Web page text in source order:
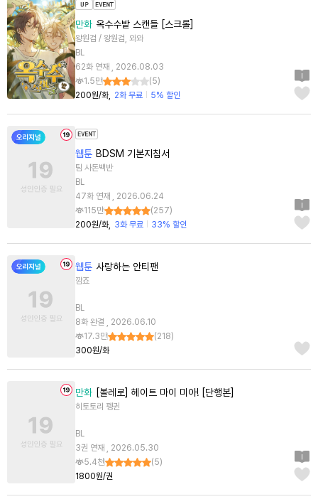
만화 옥수수밭 스캔들 [스크롤]
왕원검 / 왕원검, 와와
BL
62화 연재 , 2026.08.03
1.5만
(5)
200원/화
2화 무료 5% 할인
웹툰 BDSM 기본지침서
팀 사돈백반
BL
47화 연재 , 2026.06.24
115만
(257)
200원/화
3화 무료 33% 할인
웹툰 사랑하는 안티팬
깜죠
BL
8화 완결 , 2026.06.10
17.3만
(218)
300원/화
만화 [볼레로] 헤이트 마이 미아! [단행본]
히토토리 펭귄
BL
3권 연재 , 2026.05.30
5.4천
(5)
1800원/권